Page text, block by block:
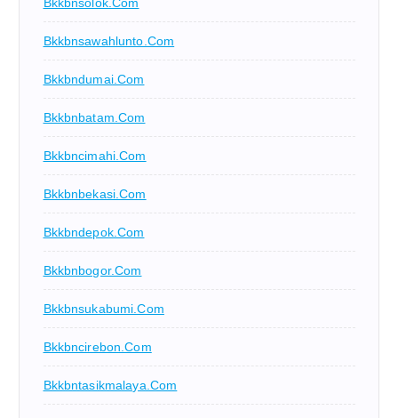
Bkkbnsawahlunto.com
Bkkbndumai.com
Bkkbnbatam.com
Bkkbncimahi.com
Bkkbnbekasi.com
Bkkbndepok.com
Bkkbnbogor.com
Bkkbnsukabumi.com
Bkkbncirebon.com
Bkkbntasikmalaya.com